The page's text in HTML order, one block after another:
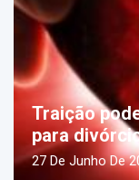
Traição
para
27 De Junho De